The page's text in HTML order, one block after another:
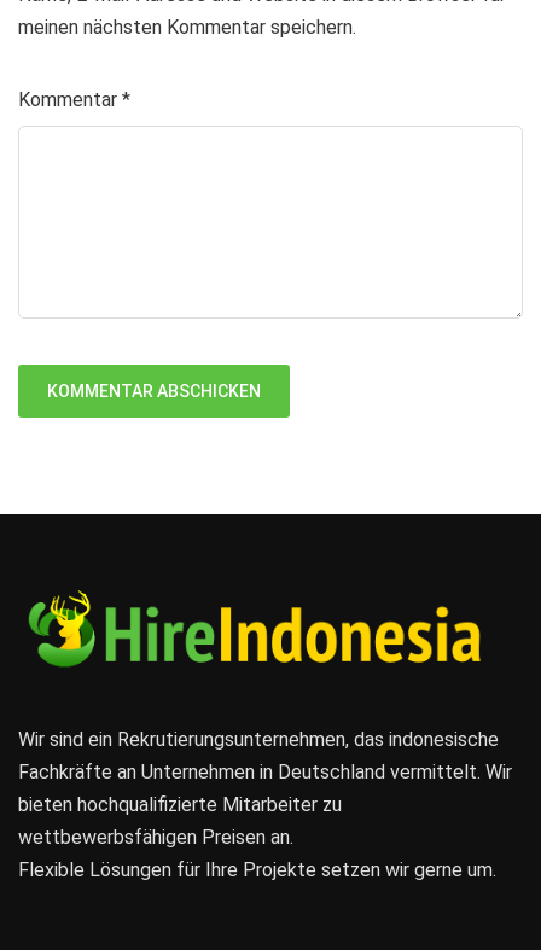
meinen nächsten Kommentar speichern.
Kommentar *
Wir sind ein Rekrutierungsunternehmen, das indonesische
Fachkräfte an Unternehmen in Deutschland vermittelt. Wir
bieten hochqualifizierte Mitarbeiter zu
wettbewerbsfähigen Preisen an.
Flexible Lösungen für Ihre Projekte setzen wir gerne um.